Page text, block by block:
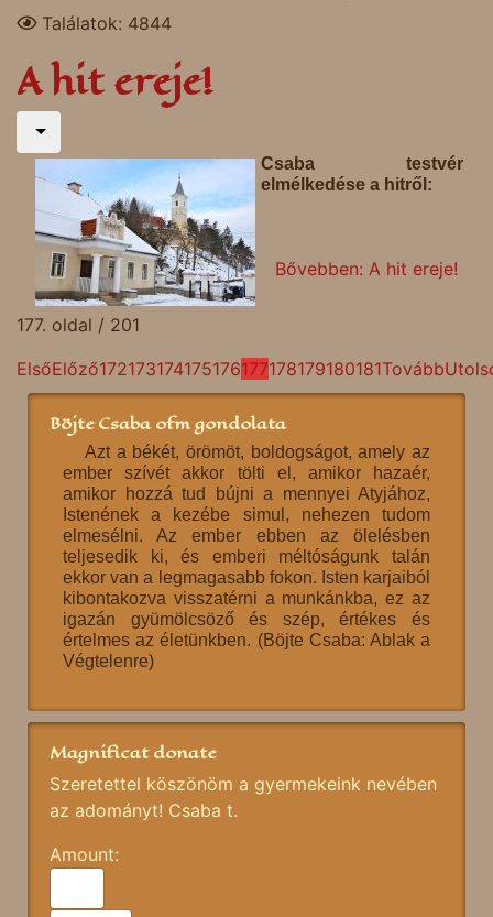
Találatok: 4844
A hit ereje!
Csaba testvér
elmélkedése a hitről:
Bővebben: A hit ereje!
177. oldal / 201
ElsőElőző172173174175176177178179180181Tovább
Böjte Csaba ofm gondolata
Azt a békét, örömöt, boldogságot, amely az
ember szívét akkor tölti el, amikor hazaér,
amikor hozzá tud bújni a mennyei Atyjához,
Istenének a kezébe simul, nehezen tudom
elmesélni. Az ember ebben az ölelésben
teljesedik ki, és emberi méltóságunk talán
ekkor van a legmagasabb fokon. Isten karjaiból
kibontakozva visszatérni a munkánkba, ez az
igazán gyümölcsöző és szép, értékes és
értelmes az életünkben. (Böjte Csaba: Ablak a
Végtelenre)
Magnificat donate
Szeretettel köszönöm a gyermekeink nevében
az adományt! Csaba t.
Amount: